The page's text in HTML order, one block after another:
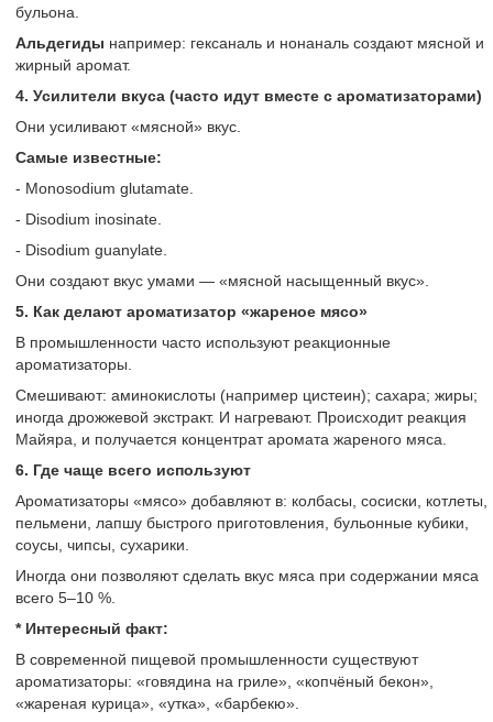
бульона.
Альдегиды например: гексаналь и нонаналь создают мясной и
жирный аромат.
4. Усилители вкуса (часто идут вместе с ароматизаторами)
Они усиливают «мясной» вкус.
Самые известные:
- Monosodium glutamate.
- Disodium inosinate.
- Disodium guanylate.
Они создают вкус умами — «мясной насыщенный вкус».
5. Как делают ароматизатор «жареное мясо»
В промышленности часто используют реакционные
ароматизаторы.
Смешивают: аминокислоты (например цистеин); сахара; жиры;
иногда дрожжевой экстракт. И нагревают. Происходит реакция
Майяра, и получается концентрат аромата жареного мяса.
6. Где чаще всего используют
Ароматизаторы «мясо» добавляют в: колбасы, сосиски, котлеты,
пельмени, лапшу быстрого приготовления, бульонные кубики,
соусы, чипсы, сухарики.
Иногда они позволяют сделать вкус мяса при содержании мяса
всего 5–10 %.
* Интересный факт:
В современной пищевой промышленности существуют
ароматизаторы: «говядина на гриле», «копчёный бекон»,
«жареная курица», «утка», «барбекю».